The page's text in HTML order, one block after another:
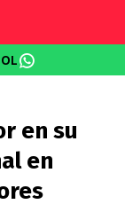
en su
en